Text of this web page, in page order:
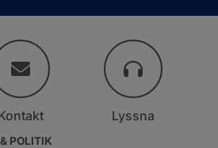
POLITIK
Lyssna